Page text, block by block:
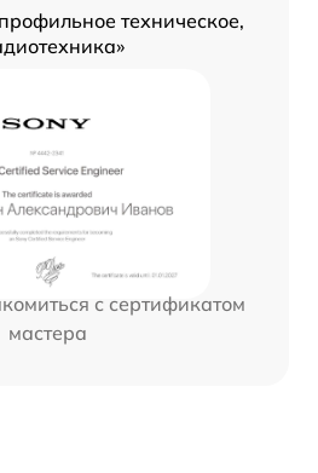
профильное техническое,
с сертификатом
мастера